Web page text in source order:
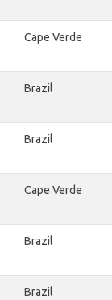
Cape Verde
Brazil
Brazil
Cape Verde
Brazil
Brazil